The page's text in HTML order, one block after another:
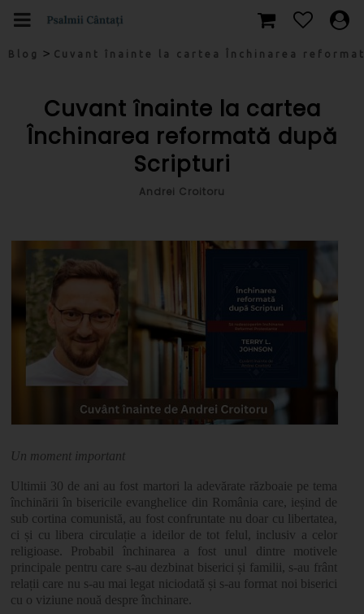
Blog > Cuvant înainte la cartea Închinarea
Cuvant înainte la cartea
Închinarea reformată după
Scripturi
Andrei Croitoru
Un moment important
Ultimii 30 de ani au fost martori la adevărate războaie pe tema
închinării în bisericile evanghelice din România care, ieșind de
sub cortina comunistă, au fost confruntate nu doar cu libertatea,
ci și cu libera circulație a ideilor de tot felul, inclusiv a celor
religioase. Probabil închinarea a fost unul dintre motivele
principale pentru care s-au dezbinat biserici și familii, s-au frânt
relații care nu s-au mai legat niciodată și s-au format noi biserici
cu o viziune nouă despre închinare.